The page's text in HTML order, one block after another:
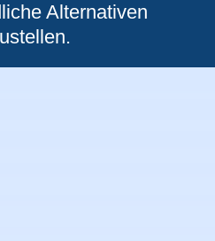
Alternativen